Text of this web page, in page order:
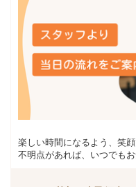
楽しい時間になるよう、笑
不明点があれば、いつでも